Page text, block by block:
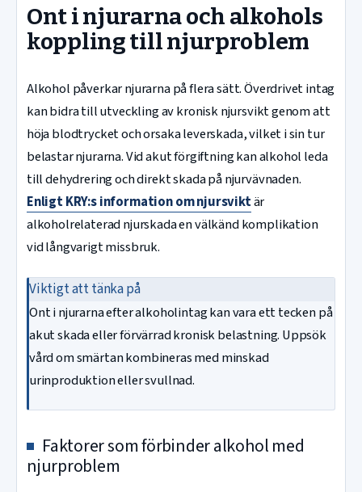
Ont i njurarna och alkohols
koppling till njurproblem
Alkohol påverkar njurarna på flera sätt. Överdrivet intag
kan bidra till utveckling av kronisk njursvikt genom att
höja blodtrycket och orsaka leverskada, vilket i sin tur
belastar njurarna. Vid akut förgiftning kan alkohol leda
till dehydrering och direkt skada på njurvävnaden.
Enligt KRY:s information om njursviktär
alkoholrelaterad njurskada en välkänd komplikation
vid långvarigt missbruk.
Viktigt att tänka på
Ont i njurarna efter alkoholintag kan vara ett tecken på
akut skada eller förvärrad kronisk belastning. Uppsök
vård om smärtan kombineras med minskad
urinproduktion eller svullnad.
Faktorer som förbinder alkohol med
njurproblem